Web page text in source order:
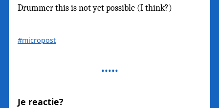
Drummer this is not yet possible (I think?)
#micropost
Je reactie?